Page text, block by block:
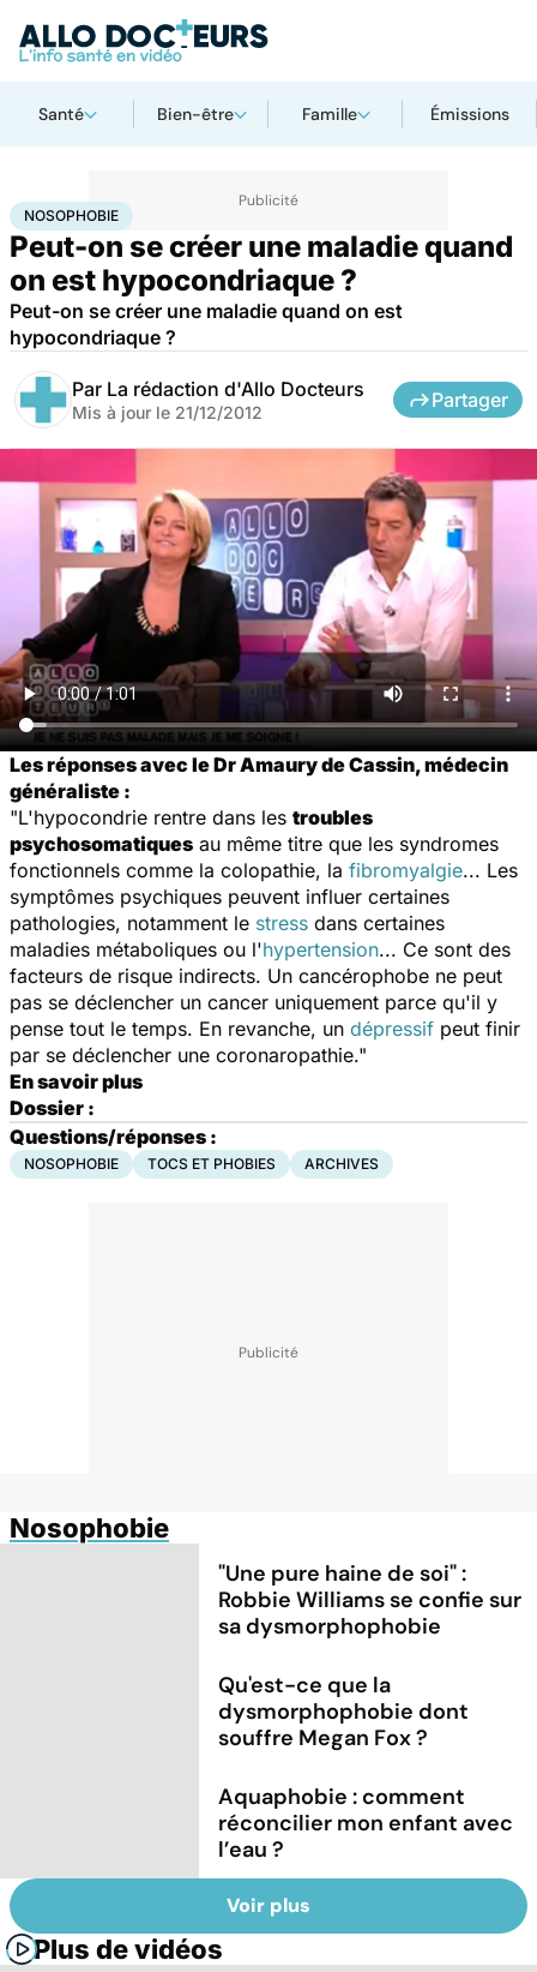
Santé Bien-être Famille Émissions
AccueilSantéNosophobie
NOSOPHOBIE
Peut-on se créer une maladie quand
on est hypocondriaque ?
Peut-on se créer une maladie quand on est
hypocondriaque ?
Par La rédaction d'Allo Docteurs
Mis à jour le 21/12/2012
Partager
Les réponses avec le Dr Amaury de Cassin, médecin
généraliste :
"L'hypocondrie rentre dans les troubles
psychosomatiques au même titre que les syndromes
fonctionnels comme la colopathie, la fibromyalgie... Les
symptômes psychiques peuvent influer certaines
pathologies, notamment le stress dans certaines
maladies métaboliques ou l'hypertension... Ce sont des
facteurs de risque indirects. Un cancérophobe ne peut
pas se déclencher un cancer uniquement parce qu'il y
pense tout le temps. En revanche, un dépressif peut finir
par se déclencher une coronaropathie."
En savoir plus
Dossier :
Questions/réponses :
NOSOPHOBIE TOCS ET PHOBIES ARCHIVES
Nosophobie
"Une pure haine de soi" :
Robbie Williams se confie sur
sa dysmorphophobie
Qu'est-ce que la
dysmorphophobie dont
souffre Megan Fox ?
Aquaphobie : comment
réconcilier mon enfant avec
l’eau ?
Voir plus
Plus de vidéos